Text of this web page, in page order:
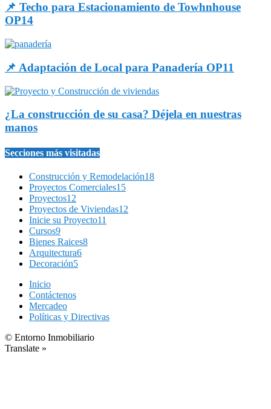
📌 Techo para Estacionamiento de Towhnhouse
OP14
📌 Adaptación de Local para Panadería OP11
¿La construcción de su casa? Déjela en nuestras
manos
Secciones más visitadas
Construcción y Remodelación18
Proyectos Comerciales15
Proyectos12
Proyectos de Viviendas12
Inicie su Proyecto11
Cursos9
Bienes Raices8
Arquitectura6
Decoración5
Inicio
Contáctenos
Mercadeo
Políticas y Directivas
© Entorno Inmobiliario
Translate »